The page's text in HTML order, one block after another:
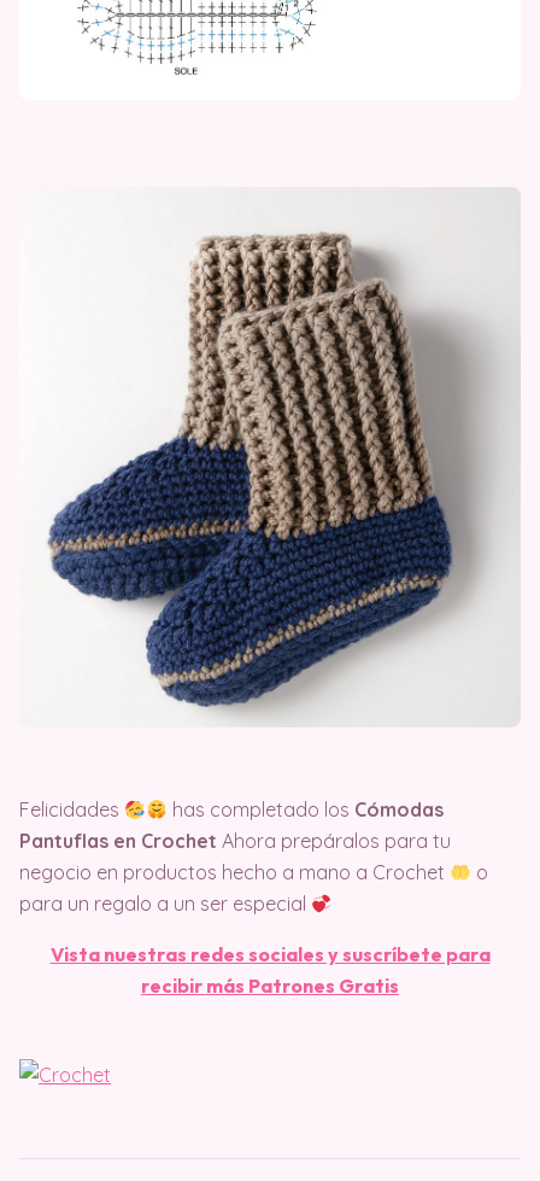
Felicidades has completado los Cómodas
Pantuflas en Crochet Ahora prepáralos para tu
negocio en productos hecho a mano a Crochet
o
para un regalo a un ser especial
Vista nuestras redes sociales y suscríbete para
recibir más Patrones Gratis